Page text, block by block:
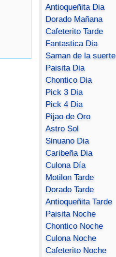
Antioqueñita Dia
Dorado Mañana
Cafeterito Tarde
Fantastica Dia
Saman de la suerte
Paisita Dia
Chontico Dia
Pick 3 Dia
Pick 4 Dia
Pijao de Oro
Astro Sol
Sinuano Dia
Caribeña Dia
Culona Día
Motilon Tarde
Dorado Tarde
Antioqueñita Tarde
Paisita Noche
Chontico Noche
Culona Noche
Cafeterito Noche